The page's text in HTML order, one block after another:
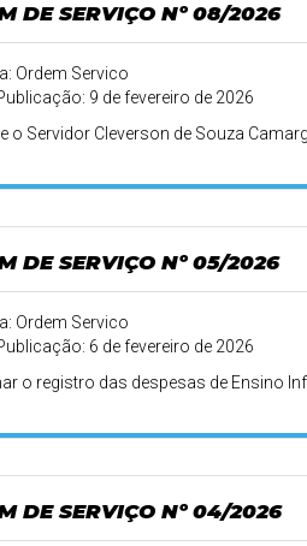
DE SERVIÇO Nº 08/2026
Ordem Servico
9 de fevereiro de 2026
o Servidor Cleverson de Souza
DE SERVIÇO Nº 05/2026
Ordem Servico
6 de fevereiro de 2026
o registro das despesas de Ensino
DE SERVIÇO Nº 04/2026